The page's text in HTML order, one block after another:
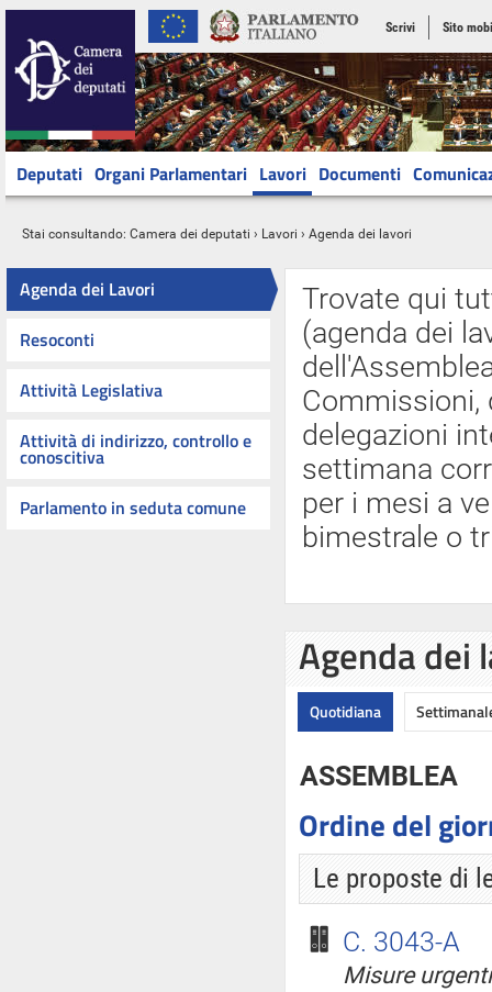
Scrivi Sito
Deputati Organi Parlamentari Lavori Documenti
Stai consultando: Camera dei deputati › Lavori › Agenda dei lavori
Agenda dei Lavori
Resoconti
Attività Legislativa
Attività di indirizzo, controllo e
conoscitiva
Parlamento in seduta comune
Trovate qui
(agenda dei
Commissioni,
delegazioni
settimana
per i mesi a
bimestrale o
Agenda dei
Quotidiana
ASSEMBLEA
Ordine del
Le proposte di
C. 3043-A
Misure